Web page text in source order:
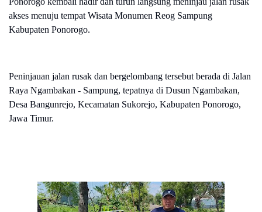
akses menuju tempat Wisata Monumen Reog Sampung
Kabupaten Ponorogo.
Peninjauan jalan rusak dan bergelombang tersebut berada di Jalan
Raya Ngambakan - Sampung, tepatnya di Dusun Ngambakan,
Desa Bangunrejo, Kecamatan Sukorejo, Kabupaten Ponorogo,
Jawa Timur.